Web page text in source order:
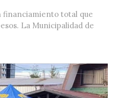
total que
La Municipalidad de